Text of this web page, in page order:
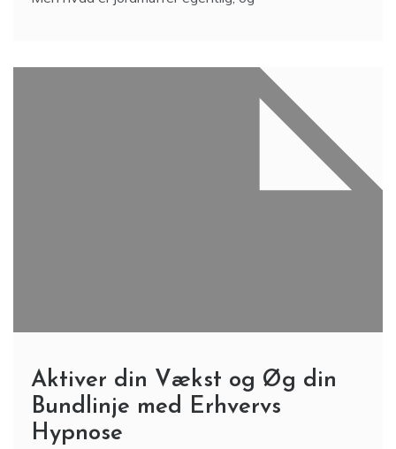
Aktiver din Vækst og Øg din
Bundlinje med Erhvervs
Hypnose